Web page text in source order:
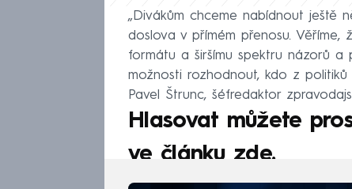
„Divákům chceme nabídnout ještě
doslova v přímém přenosu.
formátu a širšímu spektru názorů a
možnosti rozhodnout, kdo z politiků
Pavel Štrunc, šéfredaktor
Hlasovat můžete
ve článku zde.